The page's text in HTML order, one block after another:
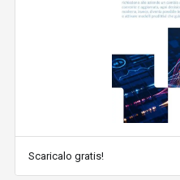
Scaricalo gratis!